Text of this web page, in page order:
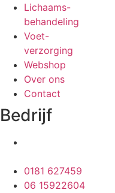
Lichaams-
behandeling
Voet-
verzorging
Webshop
Over ons
Contact
Bedrijf
0181 627459
06 15922604